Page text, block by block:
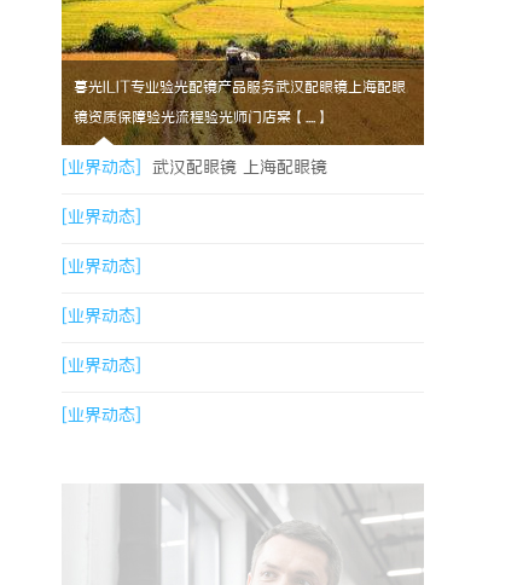
暮光ILIT专业验光配镜产品服务武汉配眼镜上海配眼
镜资质保障验光流程验光师门店案【....】
[业界动态] 武汉配眼镜 上海配眼镜
[业界动态]
[业界动态]
[业界动态]
[业界动态]
[业界动态]